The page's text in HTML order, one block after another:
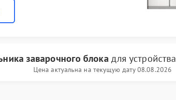
заварочного блока для устройства
Цена актуальна на текущую дату 08.08.2026